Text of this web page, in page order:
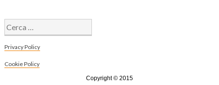
Ricerca
per:
Privacy Policy
Cookie Policy
Copyright © 2015